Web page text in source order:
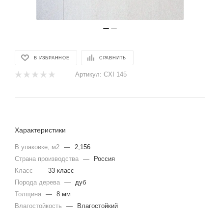
В ИЗБРАННОЕ СРАВНИТЬ
Артикул: CXI 145
Характеристики
В упаковке, м2 — 2,156
Страна производства —
Россия
Класс
— 33 класс
Порода дерева — дуб
Толщина — 8 мм
Влагостойкость
— Влагостойкий